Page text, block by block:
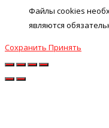
Файлы cookies
являются
Сохранить Принять